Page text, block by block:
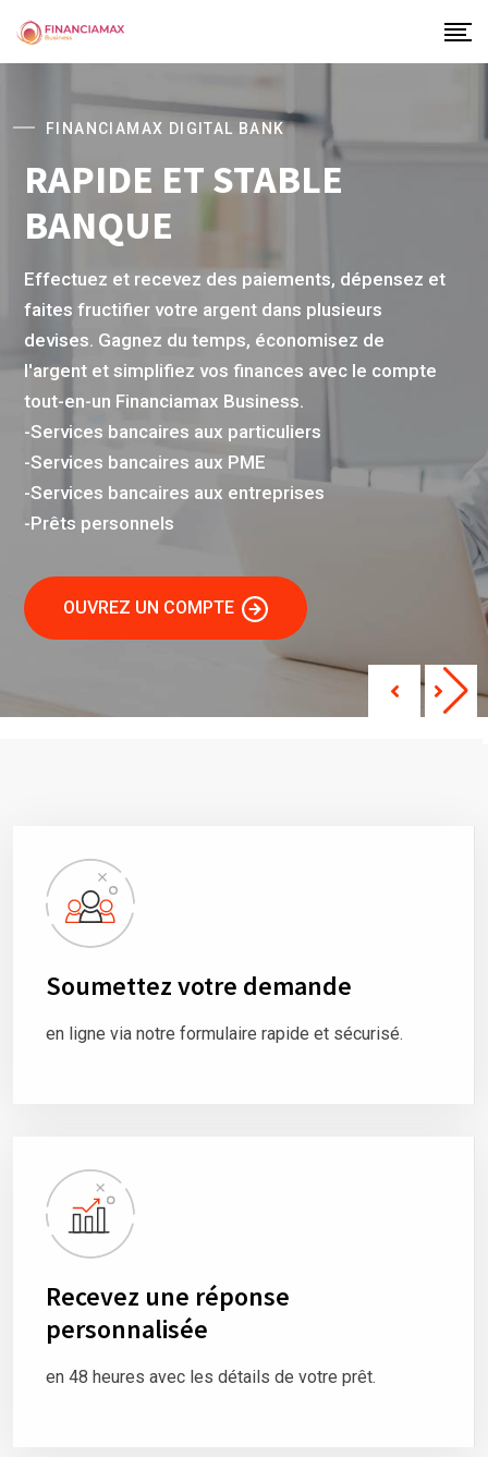
FINANCIAMAX DIGITAL BANK
RAPIDE ET STABLE
BANQUE
Effectuez et recevez des paiements, dépensez et
faites fructifier votre argent dans plusieurs
devises. Gagnez du temps, économisez de
l'argent et simplifiez vos finances avec le compte
tout-en-un Financiamax Business.
-Services bancaires aux particuliers
-Services bancaires aux PME
-Services bancaires aux entreprises
-Prêts personnels
OUVREZ UN COMPTE
Soumettez votre demande
en ligne via notre formulaire rapide et sécurisé.
Recevez une réponse
personnalisée
en 48 heures avec les détails de votre prêt.